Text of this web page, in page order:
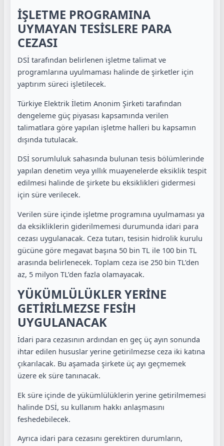
İŞLETME PROGRAMINA
UYMAYAN TESİSLERE PARA
CEZASI
DSİ tarafından belirlenen işletme talimat ve
programlarına uyulmaması halinde de şirketler için
yaptırım süreci işletilecek.
Türkiye Elektrik İletim Anonim Şirketi tarafından
dengeleme güç piyasası kapsamında verilen
talimatlara göre yapılan işletme halleri bu kapsamın
dışında tutulacak.
DSİ sorumluluk sahasında bulunan tesis bölümlerinde
yapılan denetim veya yıllık muayenelerde eksiklik tespit
edilmesi halinde de şirkete bu eksiklikleri gidermesi
için süre verilecek.
Verilen süre içinde işletme programına uyulmaması ya
da eksikliklerin giderilmemesi durumunda idari para
cezası uygulanacak. Ceza tutarı, tesisin hidrolik kurulu
gücüne göre megavat başına 50 bin TL ile 100 bin TL
arasında belirlenecek. Toplam ceza ise 250 bin TL’den
az, 5 milyon TL’den fazla olamayacak.
YÜKÜMLÜLÜKLER YERİNE
GETİRİLMEZSE FESİH
UYGULANACAK
İdari para cezasının ardından en geç üç ayın sonunda
ihtar edilen hususlar yerine getirilmezse ceza iki katına
çıkarılacak. Bu aşamada şirkete üç ayı geçmemek
üzere ek süre tanınacak.
Ek süre içinde de yükümlülüklerin yerine getirilmemesi
halinde DSİ, su kullanım hakkı anlaşmasını
feshedebilecek.
Ayrıca idari para cezasını gerektiren durumların,